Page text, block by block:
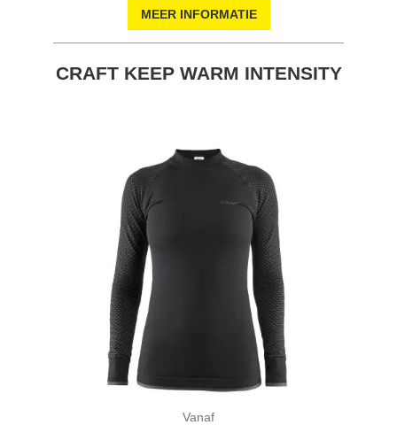
MEER INFORMATIE
CRAFT KEEP WARM INTENSITY
Vanaf